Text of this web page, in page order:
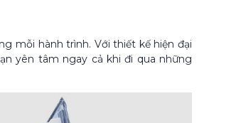
mỗi hành trình. Với thiết kế hiện đại
yên tâm ngay cả khi đi qua những